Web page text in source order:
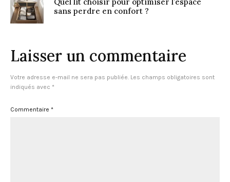
Quel lit choisir pour optimiser l’espace
sans perdre en confort ?
Laisser un commentaire
Votre adresse e-mail ne sera pas publiée. Les champs obligatoires sont
indiqués avec *
Commentaire *